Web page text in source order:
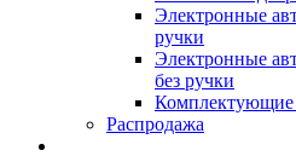
Электронные
ручки
Электронные
без ручки
Комплектующие
Распродажа